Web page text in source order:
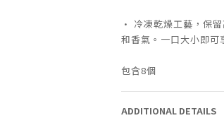
• 冷凍乾燥工藝，保
和香氣。一口大小即可
包含8個
ADDITIONAL DETAILS